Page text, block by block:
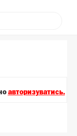
авторизуватись.